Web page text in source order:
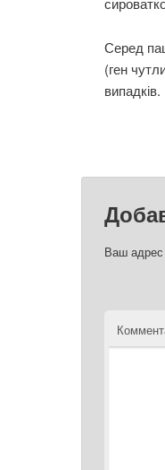
Серед
(ген
випадків.
Ваш адрес